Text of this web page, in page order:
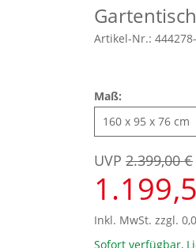
Artikel-Nr.:
UVP 2.399,00 €
Inkl. MwSt. zzgl.
Sofort verfügbar,
Maß: